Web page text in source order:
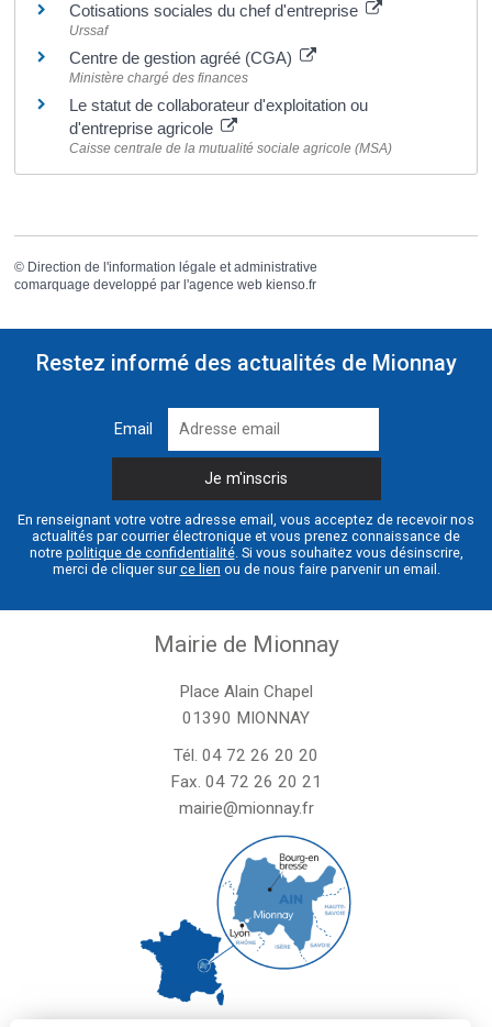
Cotisations sociales du chef d'entreprise
Urssaf
Centre de gestion agréé (CGA)
Ministère chargé des finances
Le statut de collaborateur d'exploitation ou
d'entreprise agricole
Caisse centrale de la mutualité sociale agricole (MSA)
© Direction de l'information légale et administrative
comarquage developpé par l'agence web kienso.fr
Restez informé des actualités de Mionnay
Email
En renseignant votre votre adresse email, vous acceptez de recevoir nos
actualités par courrier électronique et vous prenez connaissance de
notre politique de confidentialité. Si vous souhaitez vous désinscrire,
merci de cliquer surce lien ou de nous faire parvenir un email.
Mairie de Mionnay
Place Alain Chapel
01390 MIONNAY
Tél. 04 72 26 20 20
Fax. 04 72 26 20 21
mairie@mionnay.fr